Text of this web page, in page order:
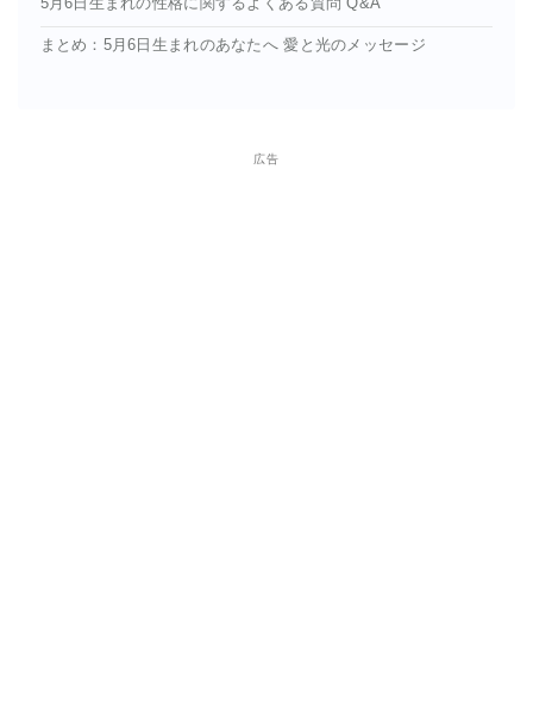
5月6日生まれの性格に関するよくある質問 Q&A
まとめ：5月6日生まれのあなたへ 愛と光のメッセージ
広告